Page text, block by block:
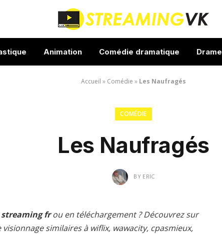
Animation Comédie dramatique Drame
Accueil » Comédie » Les Naufragés
COMÉDIE
Les Naufragés
BY ERIC
streaming frou en téléchargement ? Découvrez sur
similaires à wiflix, wawacity, cpasmieux,